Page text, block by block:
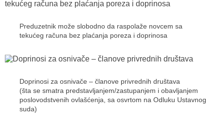
Preduzetnik može slobodno da raspolaže novcem sa
tekućeg računa bez plaćanja poreza i doprinosa
Doprinosi za osnivače – članove privrednih društava
(šta se smatra predstavljanjem/zastupanjem i obavljanjem
poslovodstvenih ovlašćenja, sa osvrtom na Odluku Ustavnog
suda)